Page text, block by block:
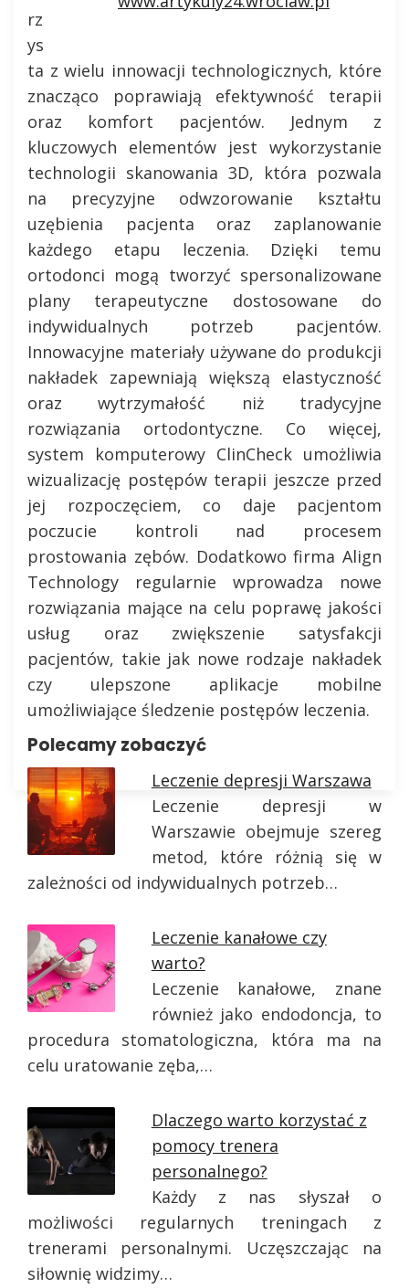
rz
ys
ta z wielu innowacji technologicznych, które
znacząco poprawiają efektywność terapii
oraz komfort pacjentów. Jednym z
kluczowych elementów jest wykorzystanie
technologii skanowania 3D, która pozwala
na precyzyjne odwzorowanie kształtu
uzębienia pacjenta oraz zaplanowanie
każdego etapu leczenia. Dzięki temu
ortodonci mogą tworzyć spersonalizowane
plany terapeutyczne dostosowane do
indywidualnych potrzeb pacjentów.
Innowacyjne materiały używane do produkcji
nakładek zapewniają większą elastyczność
oraz wytrzymałość niż tradycyjne
rozwiązania ortodontyczne. Co więcej,
system komputerowy ClinCheck umożliwia
wizualizację postępów terapii jeszcze przed
jej rozpoczęciem, co daje pacjentom
poczucie kontroli nad procesem
prostowania zębów. Dodatkowo firma Align
Technology regularnie wprowadza nowe
rozwiązania mające na celu poprawę jakości
usług oraz zwiększenie satysfakcji
pacjentów, takie jak nowe rodzaje nakładek
czy ulepszone aplikacje mobilne
umożliwiające śledzenie postępów leczenia.
Polecamy zobaczyć
Leczenie depresji Warszawa
Leczenie depresji w
Warszawie obejmuje szereg
metod, które różnią się w
zależności od indywidualnych potrzeb…
Leczenie kanałowe czy
warto?
Leczenie kanałowe, znane
również jako endodoncja, to
procedura stomatologiczna, która ma na
celu uratowanie zęba,…
Dlaczego warto korzystać z
pomocy trenera
personalnego?
Każdy z nas słyszał o
możliwości regularnych treningach z
trenerami personalnymi. Uczęszczając na
siłownię widzimy…